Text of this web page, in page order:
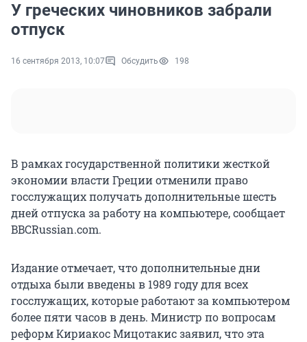
У греческих чиновников забрали
отпуск
16 сентября 2013, 10:07 Обсудить 198
В рамках государственной политики жесткой
экономии власти Греции отменили право
госслужащих получать дополнительные шесть
дней отпуска за работу на компьютере, сообщает
BBCRussian.com.
Издание отмечает, что дополнительные дни
отдыха были введены в 1989 году для всех
госслужащих, которые работают за компьютером
более пяти часов в день. Министр по вопросам
реформ Кириакос Мицотакис заявил, что эта